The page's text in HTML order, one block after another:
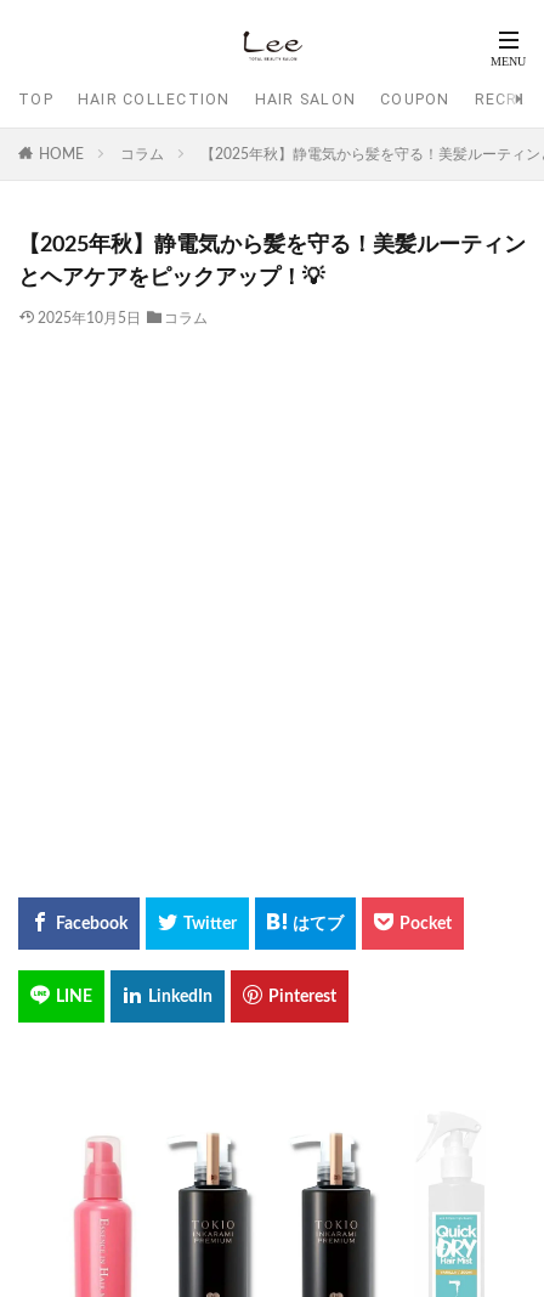
TOP HAIR COLLECTION HAIR SALON COUPON
HOME コラム 【2025年秋】静電気から髪を守る！美髪ルーティ
【2025年秋】静電気から髪を守る！美髪ルーティン
とヘアケアをピックアップ！💡
2025年10月5日 コラム